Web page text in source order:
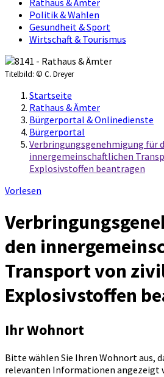
Rathaus & Ämter
Politik & Wahlen
Gesundheit & Sport
Wirtschaft & Tourismus
Titelbild: © C. Dreyer
Startseite
Rathaus & Ämter
Bürgerportal & Onlinedienste
Bürgerportal
Verbringungsgenehmigung für
innergemeinschaftlichen
Explosivstoffen beantragen
Vorlesen
den
Transport von
Explosivstoffen
Ihr Wohnort
Bitte wählen Sie Ihren Wohnort aus,
relevanten Informationen angezeigt